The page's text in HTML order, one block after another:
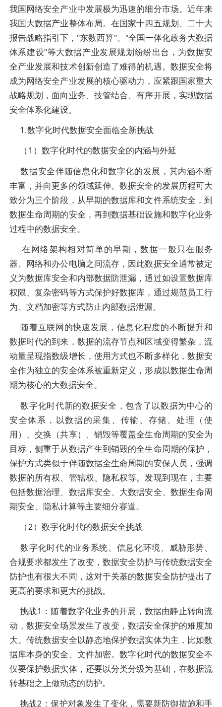
我国网络安全产业中发展极为迅速的细分市场。近年来
我国大数据产业整体布局。在国家十四五规划、二十大
报告战略指引下，“东数西算”、“全国一体化政务大数据
体系建设”等大数据产业发展规划纷纷出台，为数据安
全产业发展和技术创新创造了难得的机遇。数据安全将
成为网络安全产业发展的核心驱动力，应紧跟国家重大
战略规划，面向业务、技管结合、有序开展，实现数据
安全体系化建设。
1.数字化时代数据安全面临全新挑战
（1）数字化时代的数据安全的内涵与外延
数据安全伴随信息化和数字化的发展，其内涵不断
丰富，并向更多的领域延伸。数据安全的发展历程可大
致分为三个阶段，从早期的数据库和文件系统安全，到
数据生命周期的安全，再到数据基础设施和数字化业务
过程中的数据安全。
在网络架构相对简单的早期，数据一般只在服务
器、网络和办公电脑之间流存，因此数据安全通常被定
义为数据库安全和内部数据防泄漏，通过如设置数据库
权限、复杂密码等方式保护好数据库，通过规范员工行
为、文档加密等方式防止内部数据泄漏。
随着互联网的快速发展，信息化程度的不断提升和
数据时代的到来，数据的流存节点和区域变得繁杂，流
动量呈现指数级增长，使用方式也不断多样化，数据安
全作为独立的安全体系被重新定义，形成以数据生命周
期为核心的大数据安全。
数字化时代新的数据安全，包含了以数据为中心的
安全体系，以数据的采集、传输、存储、处理（使
用）、交换（共享）、销毁等覆盖全生命周期的安全为
目标，侧重于从数据产生到销毁的全生命周期的保护，
保护方式类似于伴随数据全生命周期的安保人员，强调
数据的所有权、管辖权、隐私权等。发现到现在，主要
包括数据治理、数据库安全、大数据安全、数据生命周
期安全、隐私计算等主要细分赛道。
（2）数字化时代的数据安全挑战
数字化时代的业务系统、信息化环境、威胁形势、
合规要求都发生了改变，数据安全防护与传统数据安全
防护也有很大不同，这对于关基的数据安全防护提出了
更高的要求和更大的挑战。
挑战1：随着数字化业务的开展，数据由静止转向流
动，数据安全场景发生了改变，数据安全保护的难度加
大。传统数据安全以静态地保护数据实体为主，比如数
据库本身的安全、文件加密。数字化时代的数据安全不
仅要保护数据实体，还要以分类分级为基础，在数据流
转基础之上做动态的防护。
挑战2：保护对象发生了变化，需要新防御措施和手